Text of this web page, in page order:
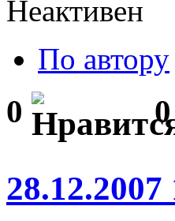
Неактивен
По автору
0 0
28.12.2007